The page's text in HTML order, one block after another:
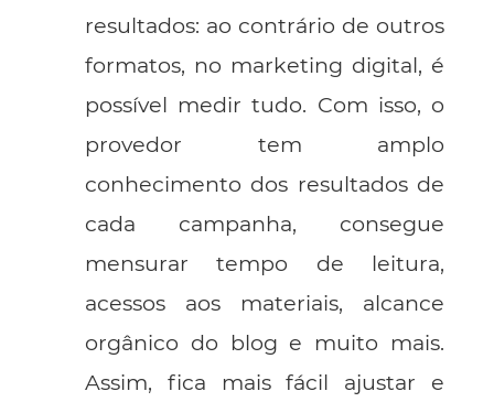
resultados: ao contrário de outros
formatos, no marketing digital, é
possível medir tudo. Com isso, o
provedor tem amplo
conhecimento dos resultados de
cada campanha, consegue
mensurar tempo de leitura,
acessos aos materiais, alcance
orgânico do blog e muito mais.
Assim, fica mais fácil ajustar e